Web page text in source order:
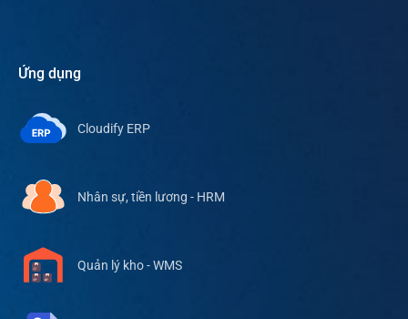
Ứng dụng
Cloudify ERP
Nhân sự, tiền lương - HRM
Quản lý kho - WMS